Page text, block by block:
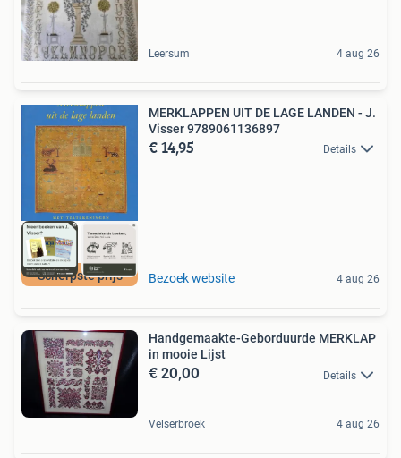
Leersum 4 aug 26
Scherpste prijs
MERKLAPPEN UIT DE LAGE LANDEN - J.
Visser 9789061136897
€ 14,95 Details
Bezoek website 4 aug 26
Handgemaakte-Geborduurde MERKLAP
in mooie Lijst
€ 20,00 Details
Velserbroek 4 aug 26